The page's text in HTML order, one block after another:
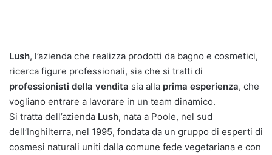
Lush, l’azienda che realizza prodotti da bagno e cosmetici,
ricerca figure professionali, sia che si tratti di
professionisti della vendita sia alla prima esperienza, che
vogliano entrare a lavorare in un team dinamico.
Si tratta dell’azienda Lush, nata a Poole, nel sud
dell’Inghilterra, nel 1995, fondata da un gruppo di esperti di
cosmesi naturali uniti dalla comune fede vegetariana e con